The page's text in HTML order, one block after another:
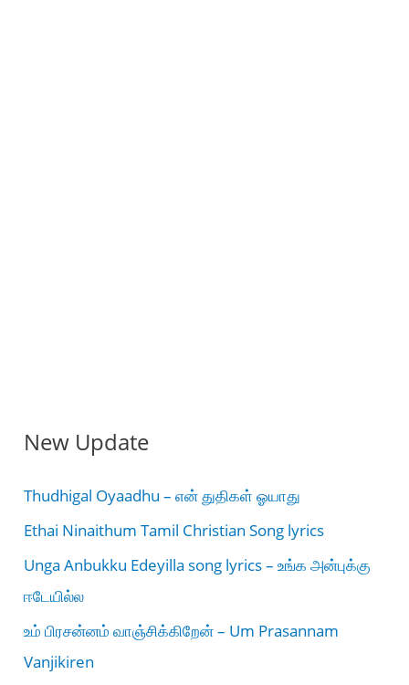
New Update
Thudhigal Oyaadhu – என் துதிகள் ஓயாது
Ethai Ninaithum Tamil Christian Song lyrics
Unga Anbukku Edeyilla song lyrics – உங்க அன்புக்கு
ஈடேயில்ல
உம் பிரசன்னம் வாஞ்சிக்கிறேன் – Um Prasannam
Vanjikiren